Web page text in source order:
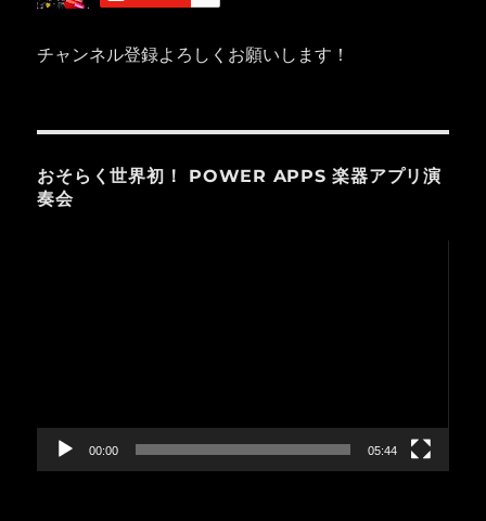
チャンネル登録よろしくお願いします！
おそらく世界初！ POWER APPS 楽器アプリ演
奏会
ー
00:00 05:44